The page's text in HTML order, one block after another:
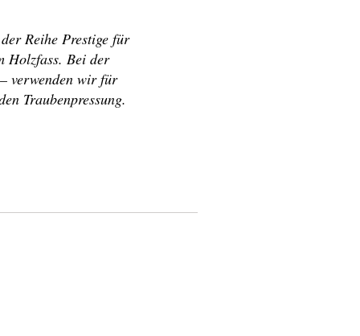
Reihe Prestige für
Holzfass. Bei der
verwenden wir für
Traubenpressung.